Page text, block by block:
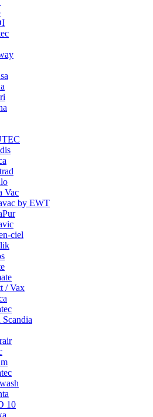
Vac
by EWT
ciel
/ Vax
Scandia
10